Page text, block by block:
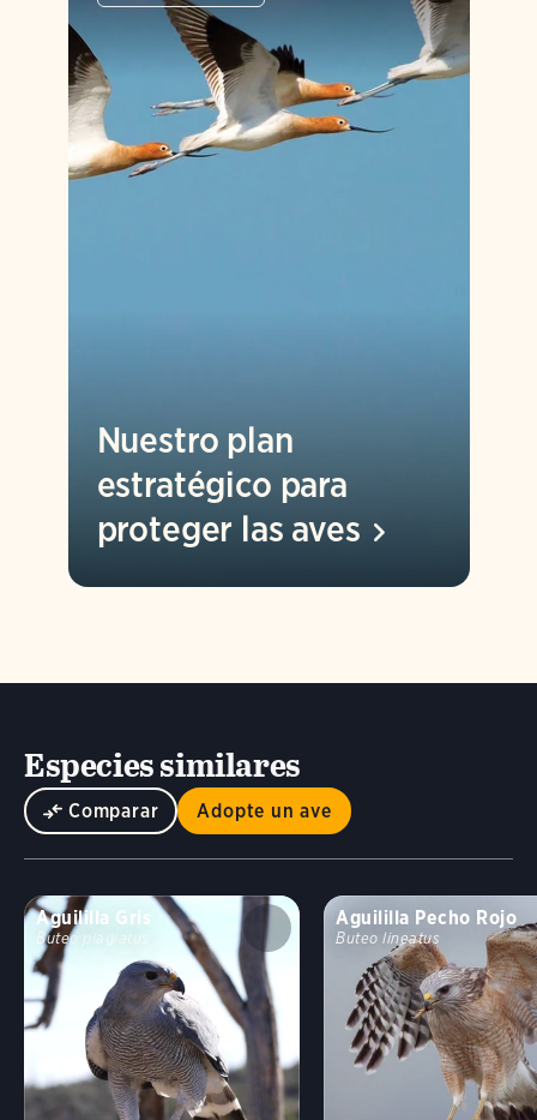
Nuestro plan
estratégico para
proteger las aves
Especies similares
Comparar Adopte un ave
Aguililla Gris
Buteo plagiatus
Aguililla Pecho Rojo
Buteo lineatus